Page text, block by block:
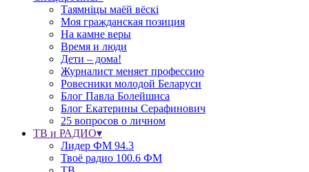
Таямніцы маёй вёскі
Моя гражданская позиция
На камне веры
Время и люди
Дети – дома!
Журналист меняет профессию
Ровесники молодой Беларуси
Блог Павла Болейшиса
Блог Екатерины Серафинович
25 вопросов о личном
ТВ и РАДИО▾
Лидер ФМ 94.3
Твоё радио 100.6 ФМ